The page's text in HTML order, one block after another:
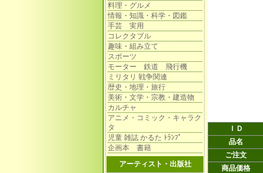
料理・グルメ
情報・知識・科学・図鑑
手芸 実用
コレクタブル
趣味・組み立て
スポーツ
モーター 鉄道 飛行機
ミリタリ 戦争関連
歴史・地理・旅行
美術・文学・宗教・建造物
カルチャ
アニメ・コミック・キャラク
タ
児童 雑誌 かるた ﾄﾗﾝﾌﾟ
企画本 書籍
アーティスト・出版社
ＩＤ
品名
ご注文
商品価格